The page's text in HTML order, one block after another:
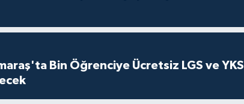
Bin Öğrenciye Ücretsiz LGS ve YKS